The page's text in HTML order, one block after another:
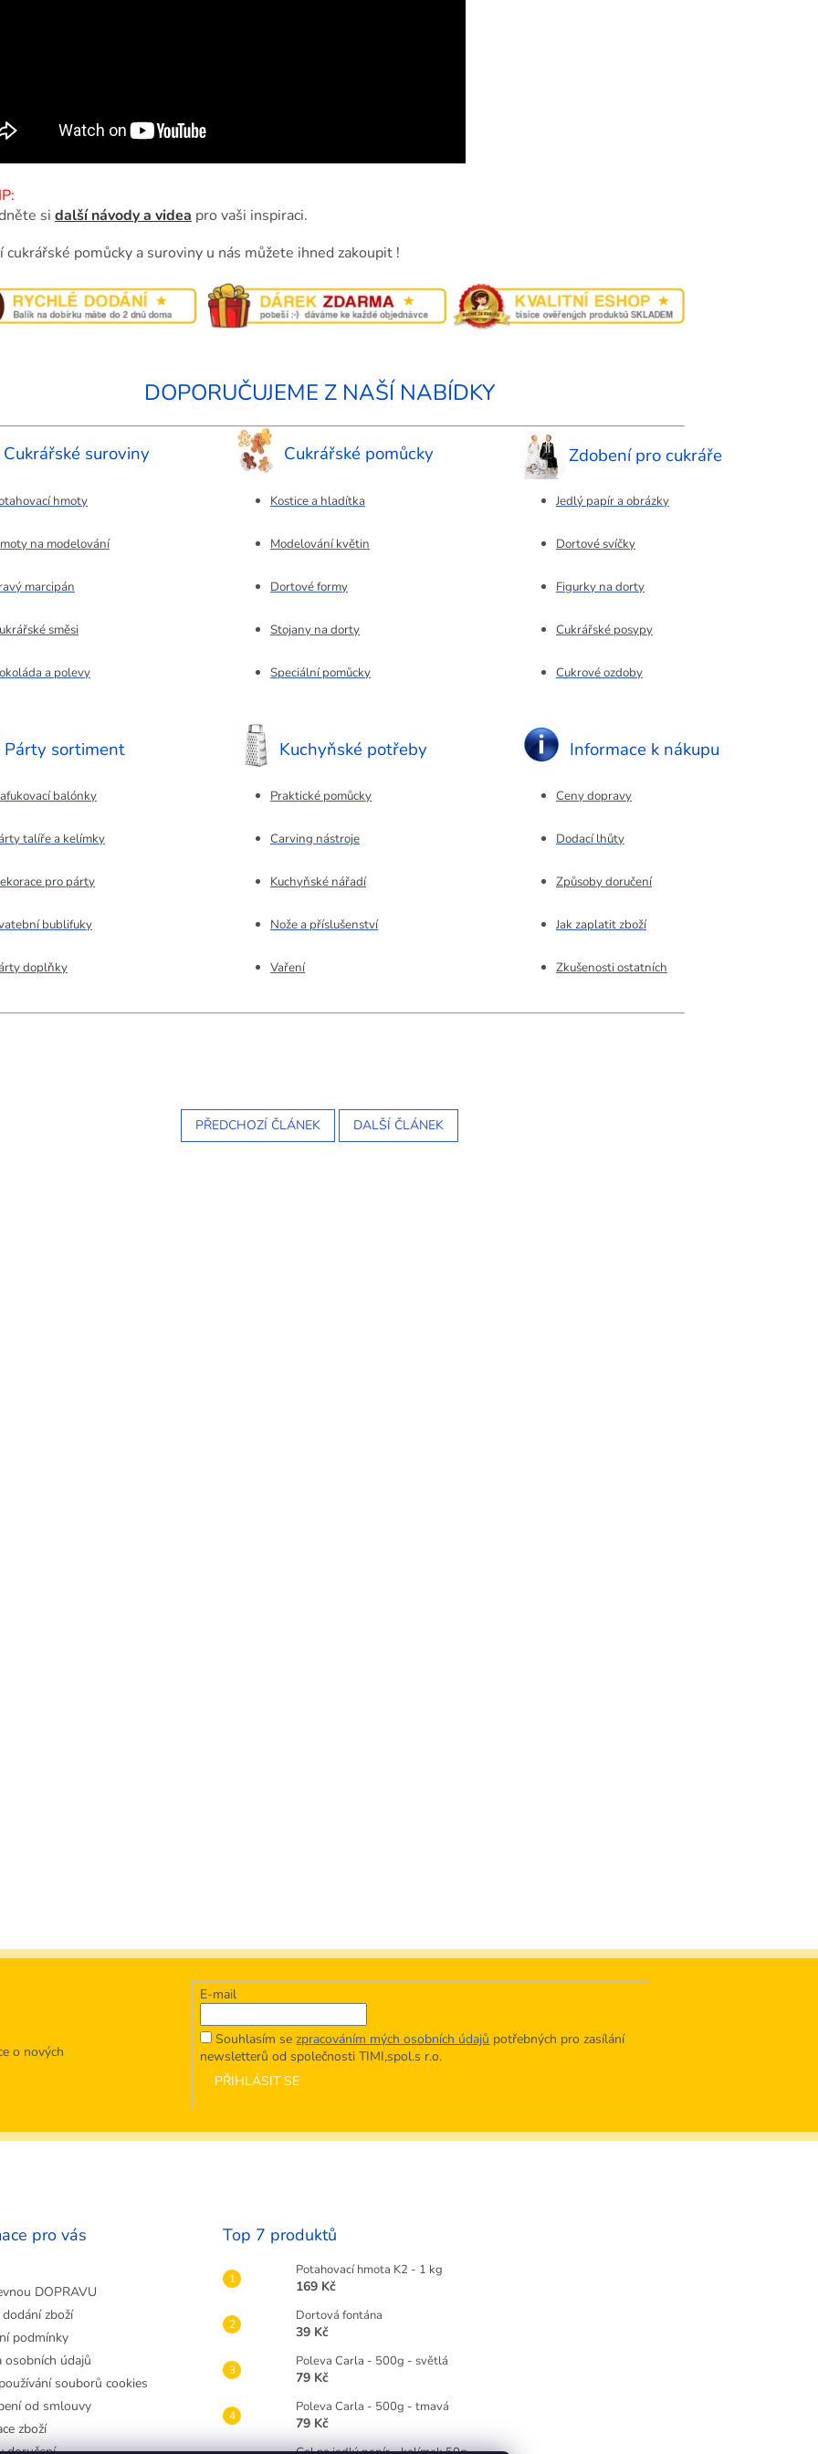
si další návody a videa pro vaši inspiraci.
cukrářské pomůcky a suroviny u nás můžete ihned zakoupit !
DOPORUČUJEME Z NAŠÍ NABÍDKY
Cukrářské suroviny Cukrářské pomůcky Zdobení pro cukráře
hmoty Kostice a hladítka Jedlý papír a obrázky
na modelování Modelování květin Dortové svíčky
marcipán Dortové formy Figurky na dorty
směsi Stojany na dorty Cukrářské posypy
a polevy Speciální pomůcky Cukrové ozdoby
Párty sortiment Kuchyňské potřeby Informace k nákupu
balónky Praktické pomůcky Ceny dopravy
talíře a kelímky Carving nástroje Dodací lhůty
pro párty Kuchyňské nářadí Způsoby doručení
bublifuky Nože a příslušenství Jak zaplatit zboží
doplňky Vaření Zkušenosti ostatních
PŘEDCHOZÍ ČLÁNEK DALŠÍ ČLÁNEK
o nových
E-mail
Souhlasím sezpracováním mých osobních údajů potřebných pro zasílání
newsletterů od společnosti TIMI,spol.s r.o.
PŘIHLÁSIT SE
pro vás
DOPRAVU
zboží
podmínky
osobních údajů
souborů cookies
od smlouvy
zboží
Top 7 produktů
Potahovací hmota K2 - 1 kg
169 Kč
Dortová fontána
39 Kč
Poleva Carla - 500g - světlá
79 Kč
Poleva Carla - 500g - tmavá
79 Kč